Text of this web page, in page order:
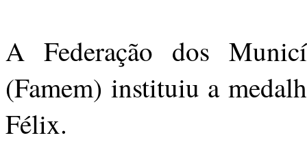
A Federação dos
(Famem) instituiu a
Félix.